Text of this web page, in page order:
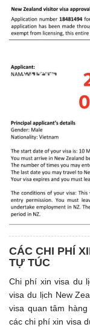
CÁC CHI PHÍ
TỰ TÚC
Chi phí xin visa du
visa du lịch New
visa quan tâm
các chi phí xin visa